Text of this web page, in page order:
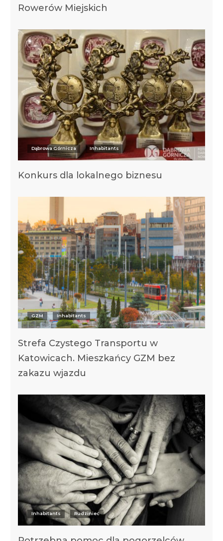
Rowerów Miejskich
Dąbrowa Górnicza Inhabitants
Konkurs dla lokalnego biznesu
GZM Inhabitants
Strefa Czystego Transportu w
Katowicach. Mieszkańcy GZM bez
zakazu wjazdu
Inhabitants Rudziniec